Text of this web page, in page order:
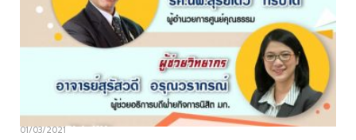
01/03/2021